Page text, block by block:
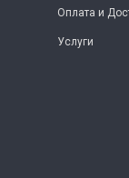
Оплата и
Услуги